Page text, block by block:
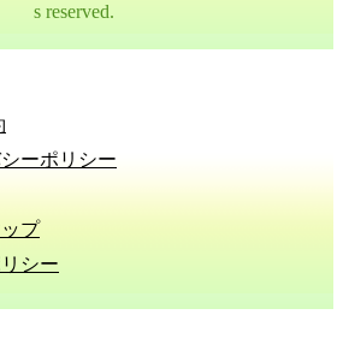
s reserved.
ーポリシー
プ
シー